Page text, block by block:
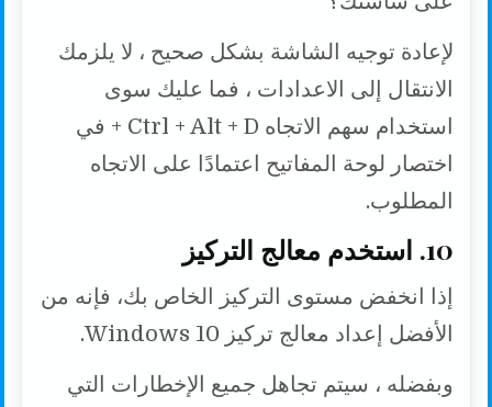
لإعادة توجيه الشاشة بشكل صحيح ، لا يلزمك
الانتقال إلى الاعدادات ، فما عليك سوى
استخدام سهم الاتجاه Ctrl + Alt + D + في
اختصار لوحة المفاتيح اعتمادًا على الاتجاه
المطلوب.
10. استخدم معالج التركيز
إذا انخفض مستوى التركيز الخاص بك، فإنه من
الأفضل إعداد معالج تركيز Windows 10.
وبفضله ، سيتم تجاهل جميع الإخطارات التي